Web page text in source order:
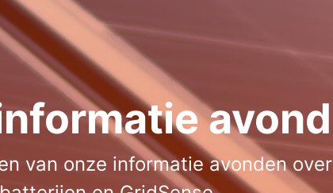
avond
van onze informatie avonden over